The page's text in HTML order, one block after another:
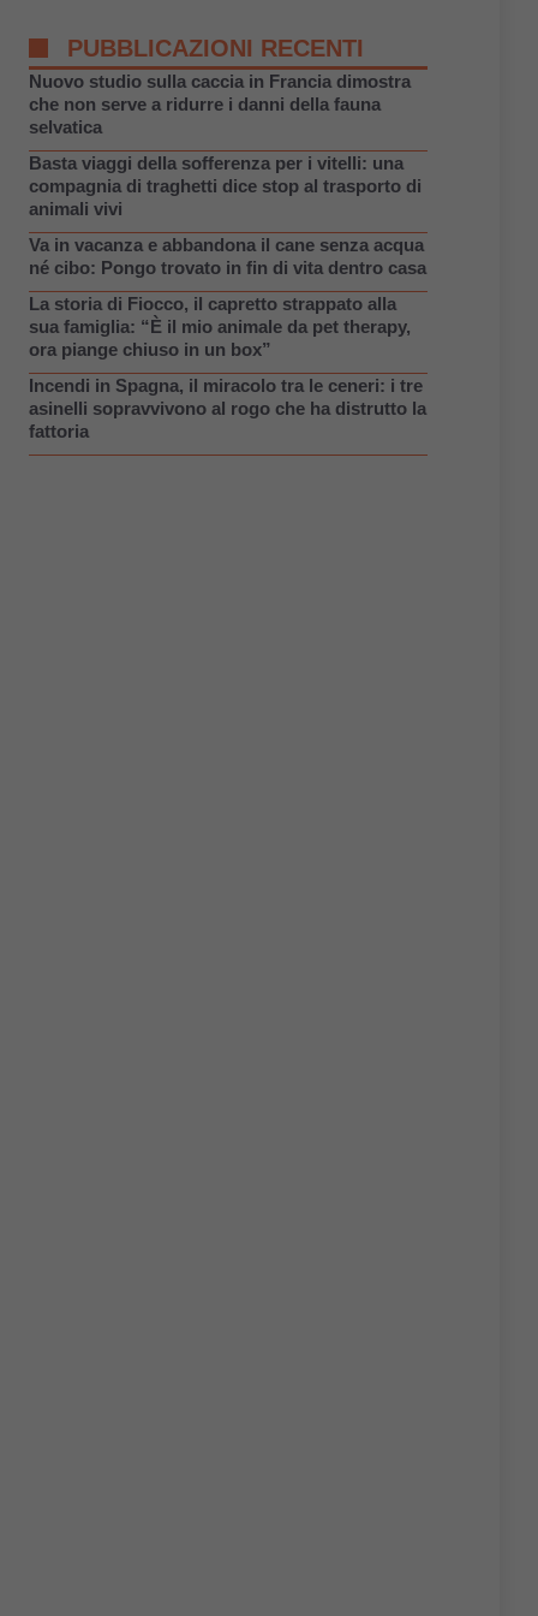
PUBBLICAZIONI RECENTI
Nuovo studio sulla caccia in Francia dimostra
che non serve a ridurre i danni della fauna
selvatica
Basta viaggi della sofferenza per i vitelli: una
compagnia di traghetti dice stop al trasporto di
animali vivi
Va in vacanza e abbandona il cane senza acqua
né cibo: Pongo trovato in fin di vita dentro casa
La storia di Fiocco, il capretto strappato alla
sua famiglia: “È il mio animale da pet therapy,
ora piange chiuso in un box”
Incendi in Spagna, il miracolo tra le ceneri: i tre
asinelli sopravvivono al rogo che ha distrutto la
fattoria